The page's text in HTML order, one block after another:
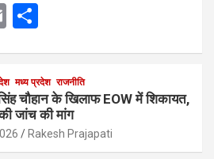
E
e
मध्य प्रदेश राजनीति
चौहान के खिलाफ EOW में शिकायत,
की जांच की मांग
Rakesh Prajapati